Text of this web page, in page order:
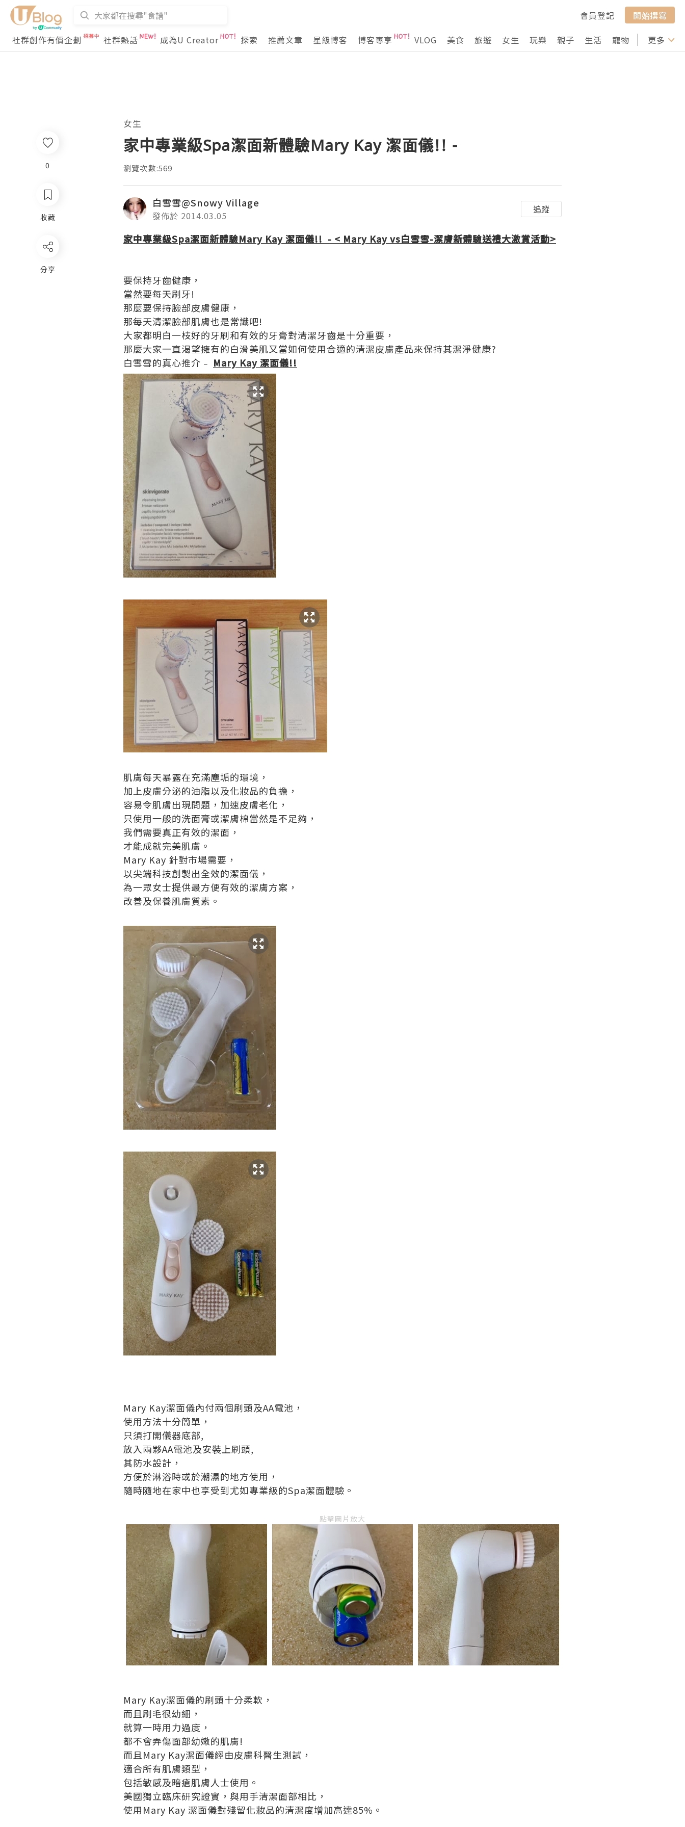
會員登記
開始撰寫
社群創作有價企劃
社群熱話 成為U Creator 探索 推薦文章 星級博客 博客專享 VLOG 美食 旅遊 女生 玩樂 親子 生活 寵物 行山 打卡
更多
0
收藏
分享
女生
家中專業級Spa潔面新體驗Mary Kay 潔面儀!! -
瀏覽次數:569
白雪雪@Snowy Village
發佈於 2014.03.05
追蹤
家中專業級Spa潔面新體驗Mary Kay 潔面儀!! - < Mary Kay vs白雪雪-潔膚新體驗送禮大激賞活動>
要保持牙齒健康，
當然要每天刷牙!
那麼要保持臉部皮膚健康，
那每天清潔臉部肌膚也是常識吧!
大家都明白一枝好的牙刷和有效的牙膏對清潔牙齒是十分重要，
那麼大家一直渴望擁有的白滑美肌又當如何使用合適的清潔皮膚產品來保持其潔淨健康?
白雪雪的真心推介﹣ Mary Kay 潔面儀!!
肌膚每天暴露在充滿塵垢的環境，
加上皮膚分泌的油脂以及化妝品的負擔，
容易令肌膚出現問題，加速皮膚老化，
只使用一般的洗面膏或潔膚棉當然是不足夠，
我們需要真正有效的潔面，
才能成就完美肌膚。
Mary Kay 針對市場需要，
以尖端科技創製出全效的潔面儀，
為一眾女士提供最方便有效的潔膚方案，
改善及保養肌膚質素。
Mary Kay潔面儀內付兩個刷頭及AA電池，
使用方法十分簡單，
只須打開儀器底部,
放入兩夥AA電池及安裝上刷頭,
其防水設計，
方便於淋浴時或於潮濕的地方使用，
隨時隨地在家中也享受到尤如專業級的Spa潔面體驗。
點擊圖片放大
Mary Kay潔面儀的刷頭十分柔軟，
而且刷毛很幼細，
就算一時用力過度，
都不會弄傷面部幼嫩的肌膚!
而且Mary Kay潔面儀經由皮膚科醫生測試，
適合所有肌膚類型，
包括敏感及暗瘡肌膚人士使用。
美國獨立臨床研究證實，與用手清潔面部相比，
使用Mary Kay 潔面儀對殘留化妝品的清潔度增加高達85%。